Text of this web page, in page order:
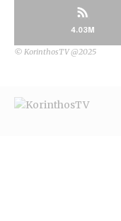
4.03M
© KorinthosTV @2025